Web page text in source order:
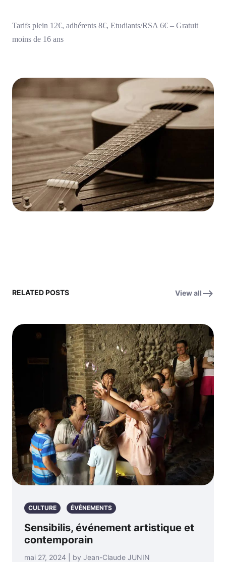
Tarifs plein 12€, adhérents 8€, Etudiants/RSA 6€ – Gratuit
moins de 16 ans
RELATED POSTS View all
CULTURE ÉVÈNEMENTS
Sensibilis, événement artistique et
contemporain
mai 27, 2024 | by Jean-Claude JUNIN